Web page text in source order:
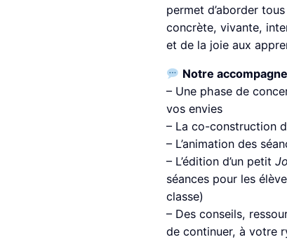
permet d’aborder
concrète, vivante,
et de la joie aux
Notre
– Une phase de
vos envies
– La co-construction
– L’animation des
– L’édition d’un petit
séances pour les
classe)
– Des conseils,
de continuer, à votre